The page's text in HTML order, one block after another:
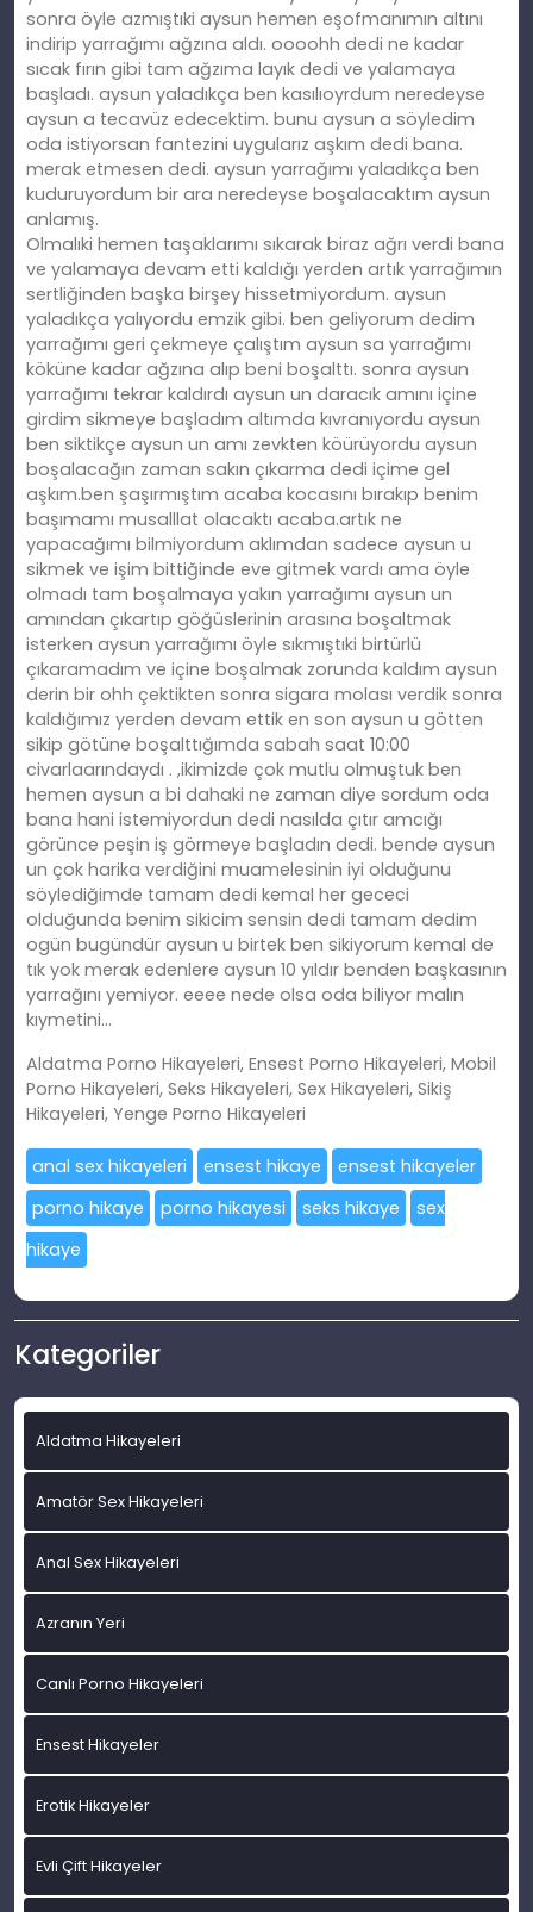
sonra öyle azmıştıki aysun hemen eşofmanımın altını
indirip yarrağımı ağzına aldı. oooohh dedi ne kadar
sıcak fırın gibi tam ağzıma layık dedi ve yalamaya
başladı. aysun yaladıkça ben kasılıoyrdum neredeyse
aysun a tecavüz edecektim. bunu aysun a söyledim
oda istiyorsan fantezini uygularız aşkım dedi bana.
merak etmesen dedi. aysun yarrağımı yaladıkça ben
kuduruyordum bir ara neredeyse boşalacaktım aysun
anlamış.
Olmalıki hemen taşaklarımı sıkarak biraz ağrı verdi bana
ve yalamaya devam etti kaldığı yerden artık yarrağımın
sertliğinden başka birşey hissetmiyordum. aysun
yaladıkça yalıyordu emzik gibi. ben geliyorum dedim
yarrağımı geri çekmeye çalıştım aysun sa yarrağımı
köküne kadar ağzına alıp beni boşalttı. sonra aysun
yarrağımı tekrar kaldırdı aysun un daracık amını içine
girdim sikmeye başladım altımda kıvranıyordu aysun
ben siktikçe aysun un amı zevkten köürüyordu aysun
boşalacağın zaman sakın çıkarma dedi içime gel
aşkım.ben şaşırmıştım acaba kocasını bırakıp benim
başımamı musalllat olacaktı acaba.artık ne
yapacağımı bilmiyordum aklımdan sadece aysun u
sikmek ve işim bittiğinde eve gitmek vardı ama öyle
olmadı tam boşalmaya yakın yarrağımı aysun un
amından çıkartıp göğüslerinin arasına boşaltmak
isterken aysun yarrağımı öyle sıkmıştıki birtürlü
çıkaramadım ve içine boşalmak zorunda kaldım aysun
derin bir ohh çektikten sonra sigara molası verdik sonra
kaldığımız yerden devam ettik en son aysun u götten
sikip götüne boşalttığımda sabah saat 10:00
civarlaarındaydı . ,ikimizde çok mutlu olmuştuk ben
hemen aysun a bi dahaki ne zaman diye sordum oda
bana hani istemiyordun dedi nasılda çıtır amcığı
görünce peşin iş görmeye başladın dedi. bende aysun
un çok harika verdiğini muamelesinin iyi olduğunu
söylediğimde tamam dedi kemal her gececi
olduğunda benim sikicim sensin dedi tamam dedim
ogün bugündür aysun u birtek ben sikiyorum kemal de
tık yok merak edenlere aysun 10 yıldır benden başkasının
yarrağını yemiyor. eeee nede olsa oda biliyor malın
kıymetini…
Aldatma Porno Hikayeleri, Ensest Porno Hikayeleri, Mobil
Porno Hikayeleri, Seks Hikayeleri, Sex Hikayeleri, Sikiş
Hikayeleri, Yenge Porno Hikayeleri
anal sex hikayeleri ensest hikaye
ensest hikayeler
porno hikaye
porno hikayesi seks hikaye
sex
hikaye
Kategoriler
Aldatma Hikayeleri
Amatör Sex Hikayeleri
Anal Sex Hikayeleri
Azranın Yeri
Canlı Porno Hikayeleri
Ensest Hikayeler
Erotik Hikayeler
Evli Çift Hikayeler